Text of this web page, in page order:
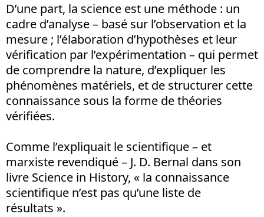
D’une part, la science est une méthode : un
cadre d’analyse – basé sur l’observation et la
mesure ; l’élaboration d’hypothèses et leur
vérification par l’expérimentation – qui permet
de comprendre la nature, d’expliquer les
phénomènes matériels, et de structurer cette
connaissance sous la forme de théories
vérifiées.
Comme l’expliquait le scientifique – et
marxiste revendiqué – J. D. Bernal dans son
livre Science in History, « la connaissance
scientifique n’est pas qu’une liste de
résultats ».